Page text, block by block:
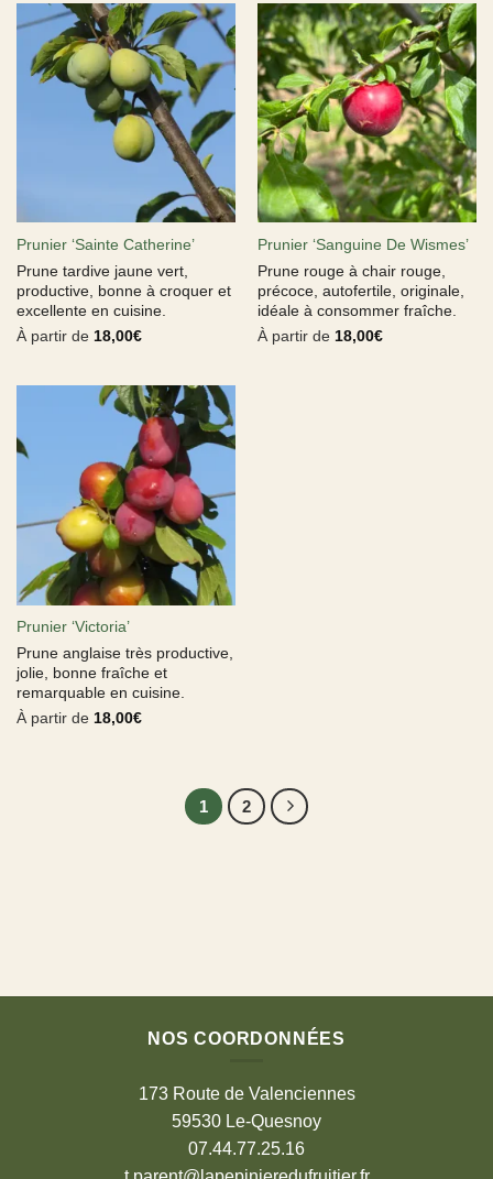
Prunier ‘Sainte Catherine’
Prune tardive jaune vert,
productive, bonne à croquer et
excellente en cuisine.
À partir de 18,00€
Prunier ‘Sanguine De Wismes’
Prune rouge à chair rouge,
précoce, autofertile, originale,
idéale à consommer fraîche.
À partir de 18,00€
Prunier ‘Victoria’
Prune anglaise très productive,
jolie, bonne fraîche et
remarquable en cuisine.
À partir de 18,00€
1 2
NOS COORDONNÉES
173 Route de Valenciennes
59530 Le-Quesnoy
07.44.77.25.16